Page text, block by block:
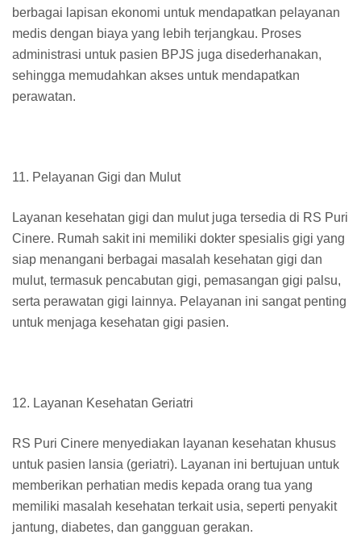
berbagai lapisan ekonomi untuk mendapatkan pelayanan
medis dengan biaya yang lebih terjangkau. Proses
administrasi untuk pasien BPJS juga disederhanakan,
sehingga memudahkan akses untuk mendapatkan
perawatan.
11. Pelayanan Gigi dan Mulut
Layanan kesehatan gigi dan mulut juga tersedia di RS Puri
Cinere. Rumah sakit ini memiliki dokter spesialis gigi yang
siap menangani berbagai masalah kesehatan gigi dan
mulut, termasuk pencabutan gigi, pemasangan gigi palsu,
serta perawatan gigi lainnya. Pelayanan ini sangat penting
untuk menjaga kesehatan gigi pasien.
12. Layanan Kesehatan Geriatri
RS Puri Cinere menyediakan layanan kesehatan khusus
untuk pasien lansia (geriatri). Layanan ini bertujuan untuk
memberikan perhatian medis kepada orang tua yang
memiliki masalah kesehatan terkait usia, seperti penyakit
jantung, diabetes, dan gangguan gerakan.